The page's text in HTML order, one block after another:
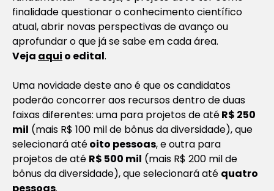
finalidade questionar o conhecimento científico
atual, abrir novas perspectivas de avanço ou
aprofundar o que já se sabe em cada área.
Veja aqui o edital.
Uma novidade deste ano é que os candidatos
poderão concorrer aos recursos dentro de duas
faixas diferentes: uma para projetos de atéR$ 250
mil (mais R$ 100 mil de bônus da diversidade), que
selecionará atéoito pessoas, e outra para
projetos de até R$ 500 mil (mais R$ 200 mil de
bônus da diversidade), que selecionará até quatro
pessoas.